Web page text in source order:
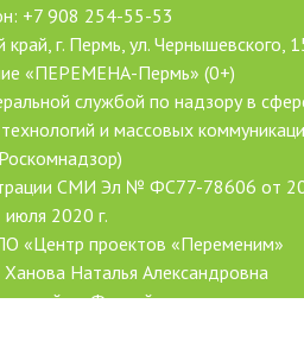
+7 908 254-55-53
г. Пермь, ул. Чернышевского,
«ПЕРЕМЕНА-Пермь» (0+)
службой по надзору в
и массовых
СМИ Эл № ФС77-78606 от
июля 2020 г.
«Центр проектов «Переменим»
Наталья Александровна
сайта: Форсайт